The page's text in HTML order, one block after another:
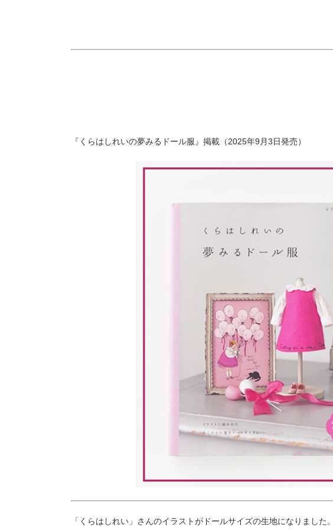
『くらはしれいの夢みるドール服』掲載（2025年9月3日発売）
「くらはしれい」さんのイラストがドールサイズの生地になりました。